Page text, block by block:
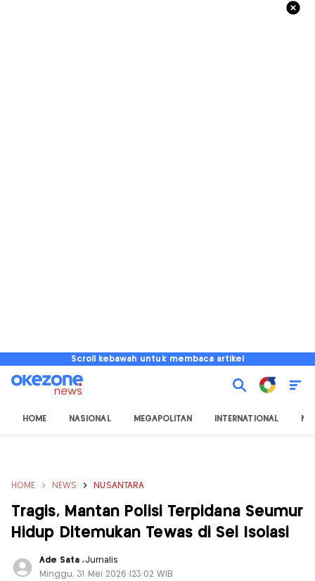
Scroll kebawah untuk membaca artikel
HOME NASIONAL MEGAPOLITAN INTERNATIONAL
HOME NEWS NUSANTARA
Tragis, Mantan Polisi Terpidana Seumur
Hidup Ditemukan Tewas di Sel Isolasi
Ade Sata,Jurnalis
Minggu, 31 Mei 2026 |23:02 WIB